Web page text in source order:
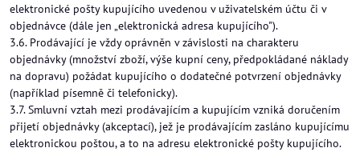
elektronické pošty kupujícího uvedenou v uživatelském účtu či v
objednávce (dále jen „elektronická adresa kupujícího").
3.6. Prodávající je vždy oprávněn v závislosti na charakteru
objednávky (množství zboží, výše kupní ceny, předpokládané náklady
na dopravu) požádat kupujícího o dodatečné potvrzení objednávky
(například písemně či telefonicky).
3.7. Smluvní vztah mezi prodávajícím a kupujícím vzniká doručením
přijetí objednávky (akceptací), jež je prodávajícím zasláno kupujícímu
elektronickou poštou, a to na adresu elektronické pošty kupujícího.